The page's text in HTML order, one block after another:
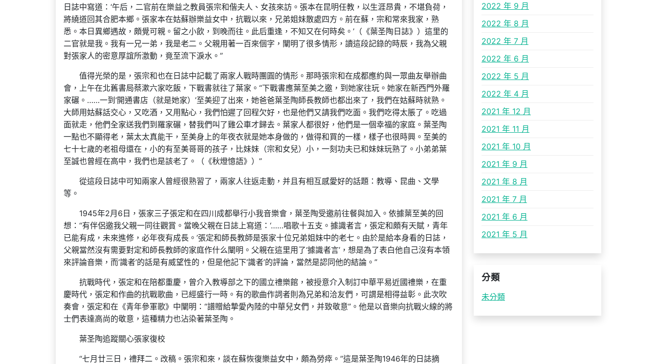
日誌中寫道：‘午后，二官前在樂益之教員張宗和偕夫人、女孩來訪。張本在昆明任教，以生涯昂貴，不堪負荷，
將繞道回其合肥本鄉。張家本在姑蘇辦樂益女中，抗戰以來，兄弟姐妹散處四方。前在蘇，宗和常來我家，熟
悉。本日異鄉遇故，頗覺可親。留之小飲，到晚而往。此后重逢，不知又在何時矣。’（《葉圣陶日誌》）這里的
二官就是我。我有一兄一弟，我是老二。父親用著一百來個字，闡明了很多情形，讀這段記錄的時辰，我為父親
對張家人的密意厚誼所激動，竟至流下淚水。”
值得光榮的是，張宗和也在日誌中記載了兩家人戰時團圓的情形。那時張宗和在成都應約與一眾曲友舉辦曲
會，上午在北舊書局蔡漱六家吃飯，下戰書就往了葉家。“下戰書應葉至美之邀，到她家往玩。她家在新西門外羅
家碾。……一到‘開通書店（就是她家）’至美迎了出來，她爸爸葉圣陶師長教師也都出來了，我們在姑蘇時就熟。
大師用姑蘇話交心，又吃酒，又用點心，我們怕遲了回程欠好，也是他們又請我們吃面。我們吃得太脹了。吃過
面就走，他們全家送我們到羅家碾，替我們叫了雞公車才歸去。葉家人都很好，他們是一個幸福的家庭。葉圣陶
一點也不顯得老，葉太太真能干，至美身上的年夜衣就是她本身做的，做得和買的一樣，樣子也很時興。至美的
七十七歲的老祖母還在，小的有至美哥哥的孩子，比妹妹（宗和女兒）小，一刻功夫已和妹妹玩熟了。小弟弟葉
至誠也曾經在高中，我們也是該老了。（《秋燈憶語》）”
從這段日誌中可知兩家人曾經很熟習了，兩家人往返走動，并且有相互感愛好的話題：教導、昆曲、文學
等。
1945年2月6日，張家三子張定和在四川成都舉行小我音樂會，葉圣陶受邀前往餐與加入。依據葉至美的回
想：“有伴侶邀我父親一同往觀賞。當晚父親在日誌上寫道：‘……唱歌十五支。據識者言，張定和頗有天賦，青年
已能有成，未來進修，必年夜有成長。’張定和師長教師是張家十位兄弟姐妹中的老七。由於是給本身看的日誌，
父親當然沒有需要對定和師長教師的家庭作什么闡明。父親在這里用了‘據識者言’，想是為了表白他自己沒有本領
來評論音樂，而‘識者’的話是有威望性的，但是他記下‘識者’的評論，當然是認同他的結論。”
抗戰時代，張定和在陪都重慶，曾介入教導部之下的國立禮樂館，被授意介入制訂中華平易近國禮樂，在重
慶時代，張定和作曲的抗戰歌曲，已經盛行一時。有的歌曲作詞者則為兄弟和洽友們，可謂是相得益彰。此次吹
奏會，張定和在《青年參軍歌》中闡明：“譜贈給摯愛內陸的中華兒女們，并致敬意”。他是以音樂向抗戰火線的將
士們表達高尚的敬意，這種精力也沾染著葉圣陶。
葉圣陶追蹤關心張家復校
“七月廿三日，禮拜二。改稿。張宗和來，談在蘇恢復樂益女中，頗為勞瘁。”這是葉圣陶1946年的日誌摘
2022 年 9 月
2022 年 8 月
2022 年 7 月
2022 年 6 月
2022 年 5 月
2022 年 4 月
2021 年 12 月
2021 年 11 月
2021 年 10 月
2021 年 9 月
2021 年 8 月
2021 年 7 月
2021 年 6 月
2021 年 5 月
分類
未分類